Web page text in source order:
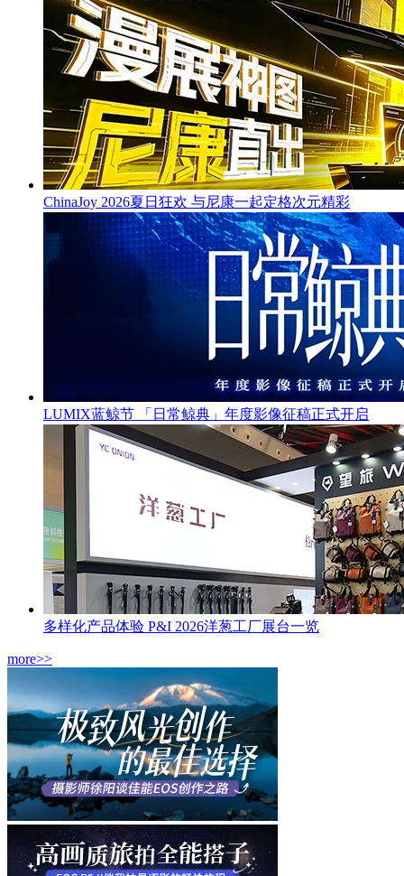
ChinaJoy 2026夏日狂欢 与尼康一起定格次元精彩
LUMIX蓝鲸节 「日常鲸典」年度影像征稿正式开启
多样化产品体验 P&I 2026洋葱工厂展台一览
more>>